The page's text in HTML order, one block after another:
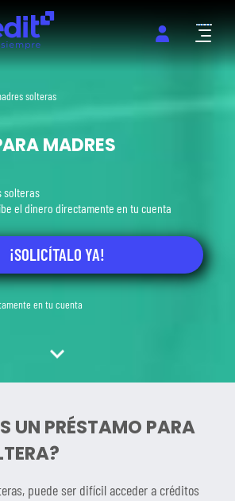
Abrir
MADRES
solteras
el dinero directamente en tu cuenta
¡SOLICÍTALO YA!
en tu cuenta
solteras
UN PRÉSTAMO PARA
puede ser difícil acceder a créditos